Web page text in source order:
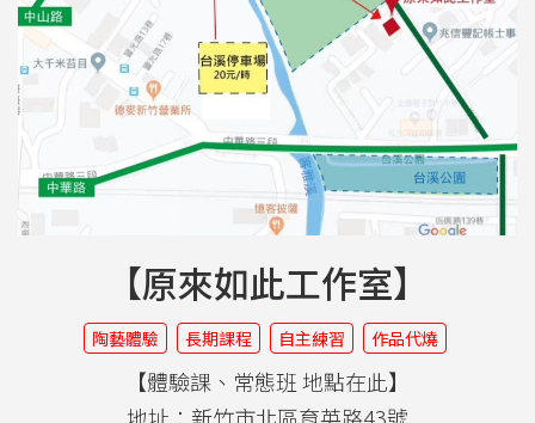
【原來如此工作室】
陶藝體驗 長期課程 自主練習 作品代燒
【體驗課、常態班 地點在此】